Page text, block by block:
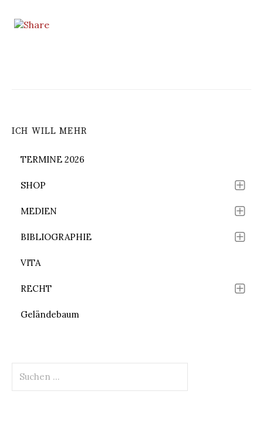
ICH WILL MEHR
TERMINE 2026
SHOP
MEDIEN
BIBLIOGRAPHIE
VITA
RECHT
Geländebaum
nach: